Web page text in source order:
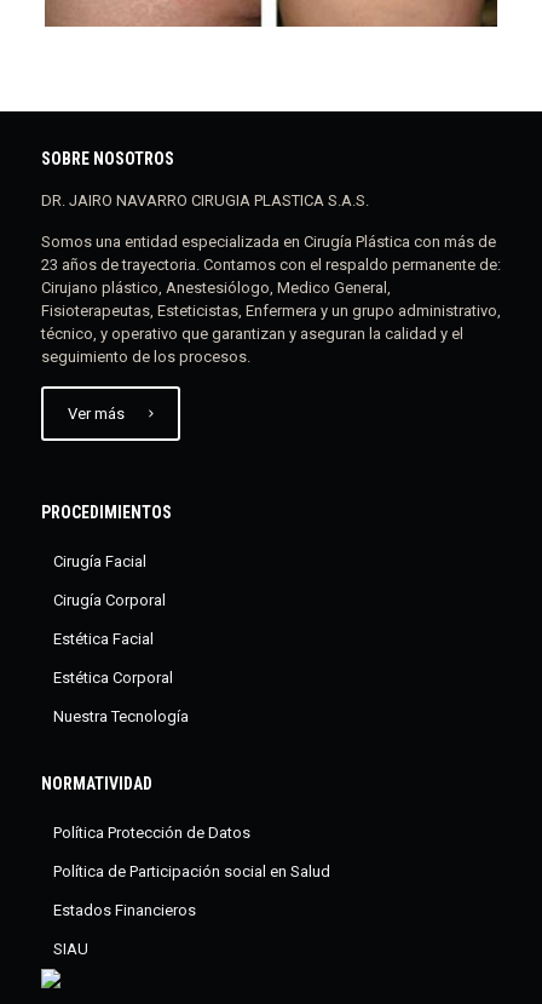
SOBRE NOSOTROS
DR. JAIRO NAVARRO CIRUGIA PLASTICA S.A.S.
Somos una entidad especializada en Cirugía Plástica con más de
23 años de trayectoria. Contamos con el respaldo permanente de:
Cirujano plástico, Anestesiólogo, Medico General,
Fisioterapeutas, Esteticistas, Enfermera y un grupo administrativo,
técnico, y operativo que garantizan y aseguran la calidad y el
seguimiento de los procesos.
Ver más
PROCEDIMIENTOS
Cirugía Facial
Cirugía Corporal
Estética Facial
Estética Corporal
Nuestra Tecnología
NORMATIVIDAD
Política Protección de Datos
Política de Participación social en Salud
Estados Financieros
SIAU